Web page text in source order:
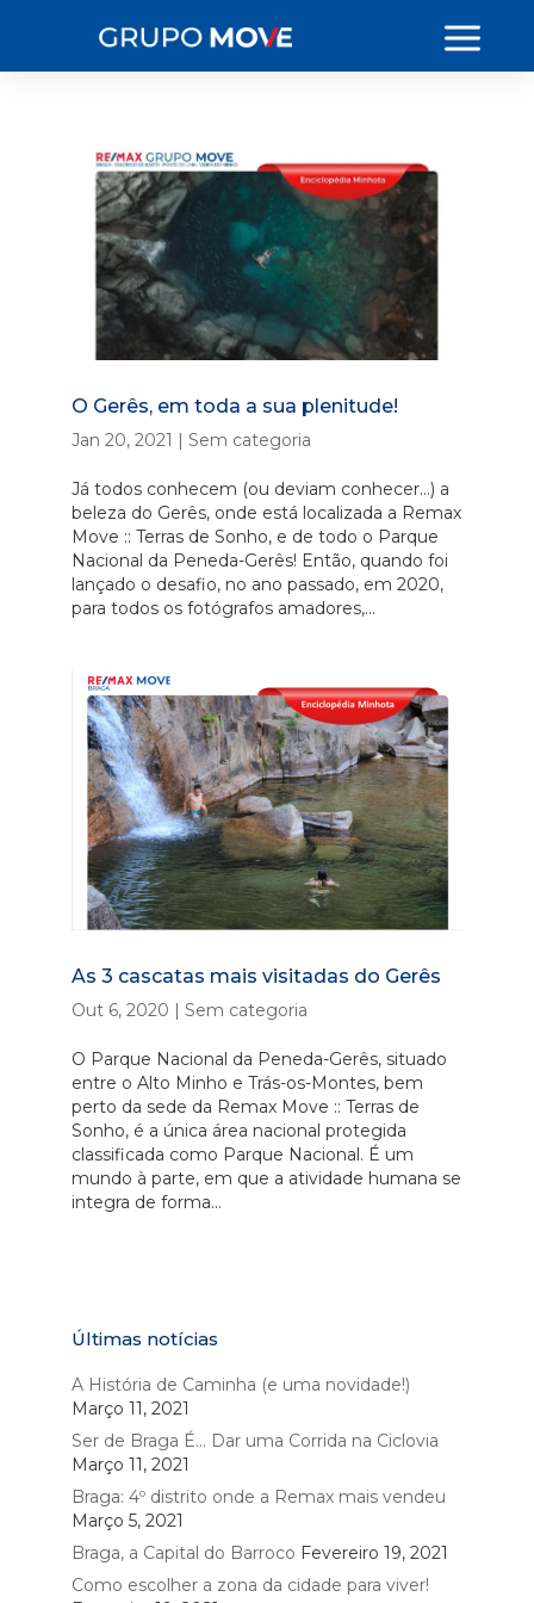
O Gerês, em toda a sua plenitude!
Jan 20, 2021 | Sem categoria
Já todos conhecem (ou deviam conhecer…) a
beleza do Gerês, onde está localizada a Remax
Move :: Terras de Sonho, e de todo o Parque
Nacional da Peneda-Gerês! Então, quando foi
lançado o desafio, no ano passado, em 2020,
para todos os fotógrafos amadores,...
As 3 cascatas mais visitadas do Gerês
Out 6, 2020 | Sem categoria
O Parque Nacional da Peneda-Gerês, situado
entre o Alto Minho e Trás-os-Montes, bem
perto da sede da Remax Move :: Terras de
Sonho, é a única área nacional protegida
classificada como Parque Nacional. É um
mundo à parte, em que a atividade humana se
integra de forma...
Últimas notícias
A História de Caminha (e uma novidade!)
Março 11, 2021
Ser de Braga É… Dar uma Corrida na Ciclovia
Março 11, 2021
Braga: 4º distrito onde a Remax mais vendeu
Março 5, 2021
Braga, a Capital do Barroco Fevereiro 19, 2021
Como escolher a zona da cidade para viver!